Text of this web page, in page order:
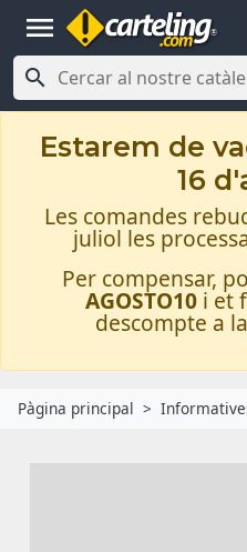
menu

Estarem de
16
Les comandes
juliol les
Per compensar,
AGOSTO10 i et
descompte a
Pàgina principal